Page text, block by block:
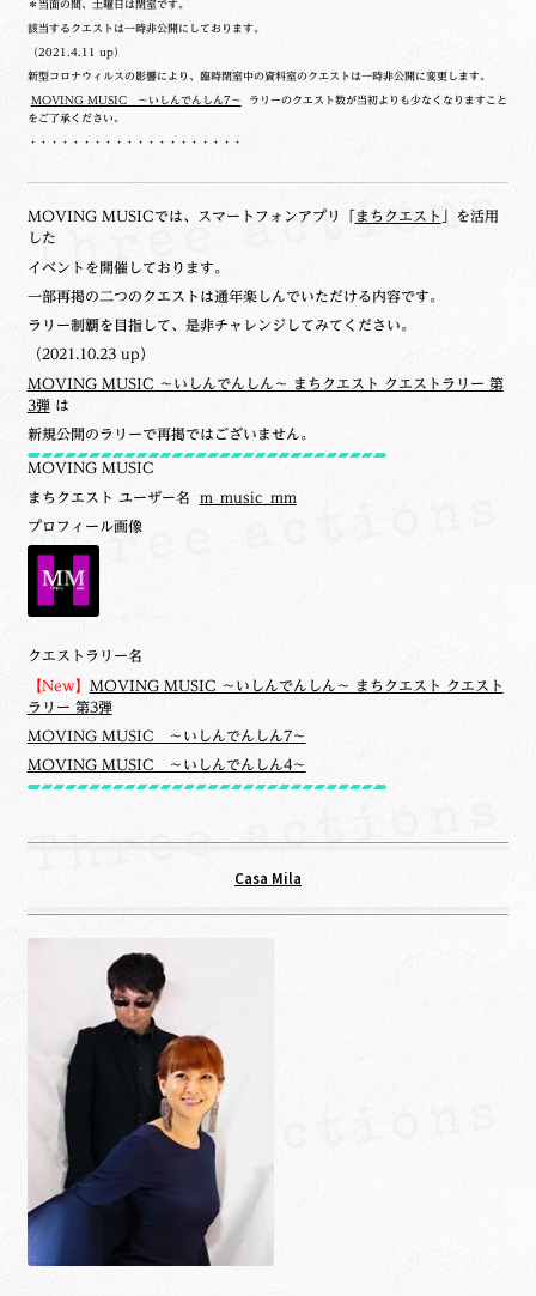
＊当面の間、土曜日は閉室です。
該当するクエストは一時非公開にしております。
（2021.4.11 up）
新型コロナウィルスの影響により、臨時閉室中の資料室のクエストは一時非公開に変更します。
MOVING MUSIC ～いしんでんしん7～ ラリーのクエスト数が当初よりも少なくなりますこと
をご了承ください。
・・・・・・・・・・・・・・・・・・・・
MOVING MUSICでは、スマートフォンアプリ「 まちクエスト
」を活用
した
イベントを開催しております。
一部再掲の二つのクエストは通年楽しんでいただける内容です。
ラリー制覇を目指して、是非チャレンジしてみてください。
（2021.10.23 up）
MOVING MUSIC ～いしんでんしん～ まちクエスト クエストラリー 第
3弾は
新規公開のラリーで再掲ではございません。
MOVING MUSIC
まちクエスト ユーザー名 m_music_mm
プロフィール画像
クエストラリー名
【New】 MOVING MUSIC ～いしんでんしん～ まちクエスト クエスト
ラリー 第3弾
MOVING MUSIC ～いしんでんしん7～
MOVING MUSIC ～いしんでんしん4～
Casa Mila